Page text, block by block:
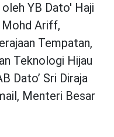
YB Dato' Haji
Mohd Ariff,
Tempatan,
Teknologi Hijau
Dato’ Sri Diraja
Menteri Besar